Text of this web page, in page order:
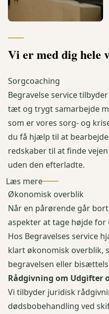
Vi er med dig hele
Sorgcoaching
Begravelse service
tæt og trygt samarbejde
som er vores sorg- og
du få hjælp til at
redskaber til at finde
uden den efterladte.
Læs mere
Økonomisk overblik
Når en pårørende går
aspekter at tage højde for
Hos Begravelses service
klart økonomisk overblik,
begravelsen eller
Rådgivning om Udgifter
Vi tilbyder juridisk
dødsbobehandling ved